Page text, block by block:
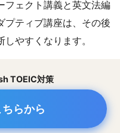
フェクト講義と英文法編
プティブ講座は、その後
やすくなります。
TOEIC対策
らから